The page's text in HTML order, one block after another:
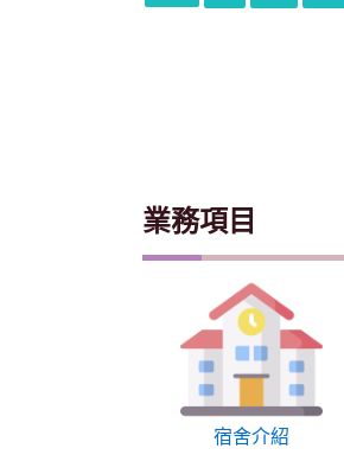
業務項目
宿舍介紹